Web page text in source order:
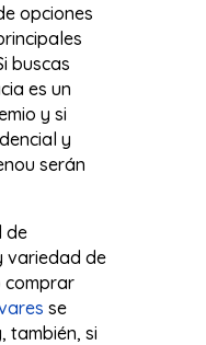
opciones
buscas
es un
y si
y
serán
de
variedad de
comprar
se
también, si